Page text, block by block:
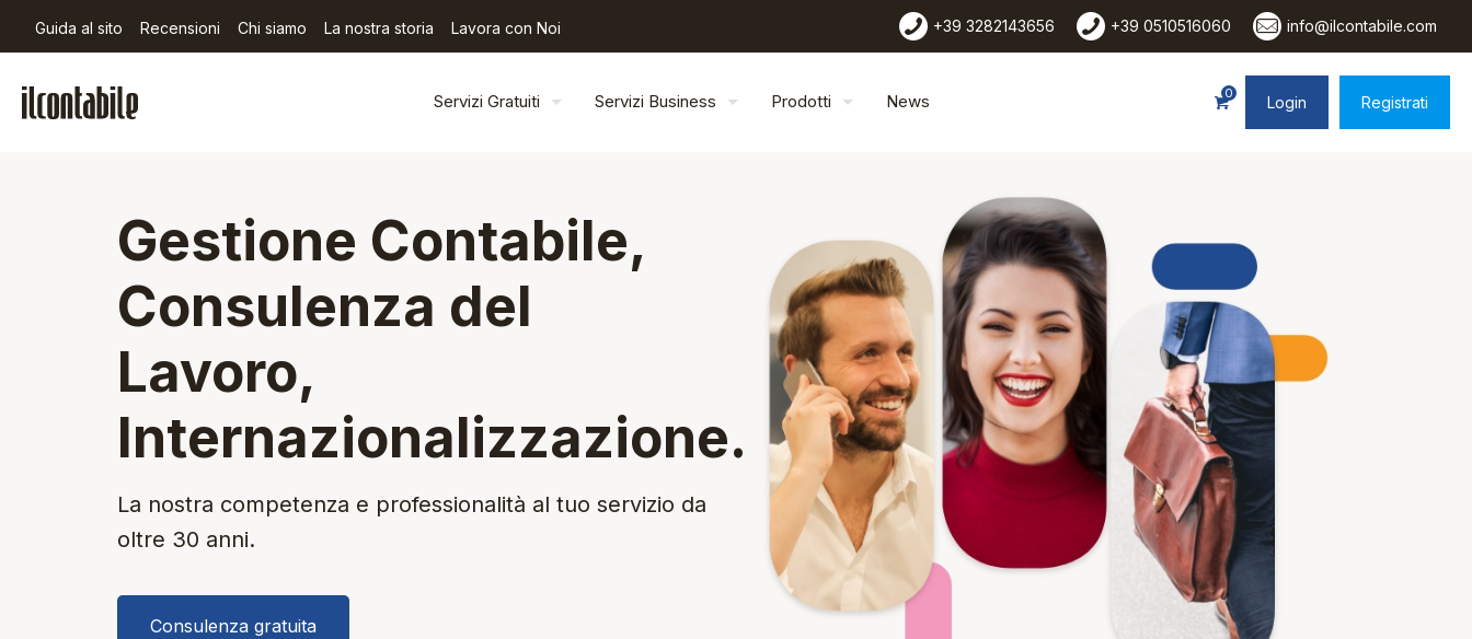
+39 3282143656 +39 0510516060 info@ilcontabile.com
Guida al sito Recensioni Chi siamo La nostra storia Lavora con Noi
Servizi Gratuiti Servizi Business Prodotti News 0 Login Registrati
Gestione Contabile,
Consulenza del
Lavoro,
Internazionalizzazione.
La nostra competenza e professionalità al tuo servizio da
oltre 30 anni.
Consulenza gratuita